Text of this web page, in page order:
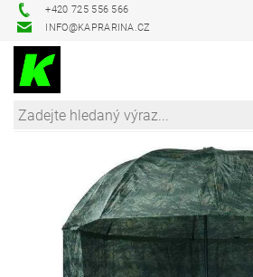
+420 725 556 566
INFO@KAPRARINA.CZ